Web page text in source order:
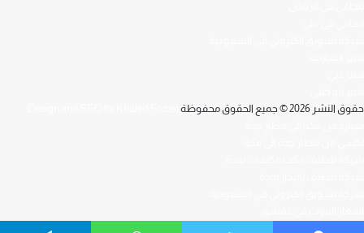
حقوق النشر 2026 © جميع الحقوق محفوظة